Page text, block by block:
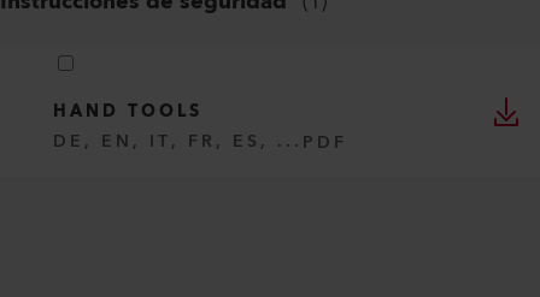
HAND TOOLS
DE, EN, IT, FR, ES, ... PDF